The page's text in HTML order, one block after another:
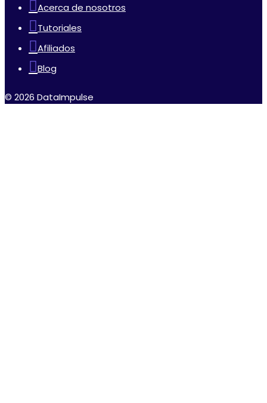
Acerca de nosotros
Tutoriales
Afiliados
Blog
© 2026 DataImpulse